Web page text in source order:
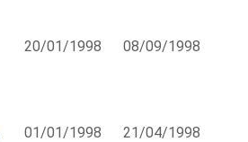
20/01/1998 08/09/1998
01/01/1998 21/04/1998